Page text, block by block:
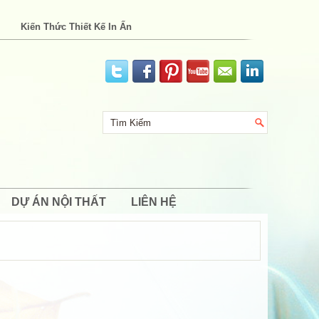
Kiến Thức Thiết Kế In Ấn
DỰ ÁN NỘI THẤT LIÊN HỆ